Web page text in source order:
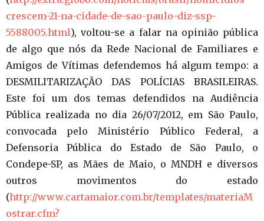
crescem-21-na-cidade-de-sao-paulo-diz-ssp-
5588005.html), voltou-se a falar na opinião pública
de algo que nós da Rede Nacional de Familiares e
Amigos de Vítimas defendemos há algum tempo: a
DESMILITARIZAÇÃO DAS POLÍCIAS BRASILEIRAS.
Este foi um dos temas defendidos na Audiência
Pública realizada no dia 26/07/2012, em São Paulo,
convocada pelo Ministério Público Federal, a
Defensoria Pública do Estado de São Paulo, o
Condepe-SP, as Mães de Maio, o MNDH e diversos
outros movimentos do estado
(http://www.cartamaior.com.br/templates/materiaM
ostrar.cfm?